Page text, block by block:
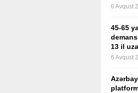
6 Avqust
45-65
13 il
6 Avqust